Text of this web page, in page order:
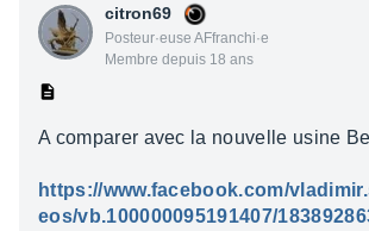
citron69
Posteur·euse AFfranchi·e
Membre depuis 18 ans
A comparer avec la nouvelle usine
https://www.facebook.com/
eos/vb.100000095191407/